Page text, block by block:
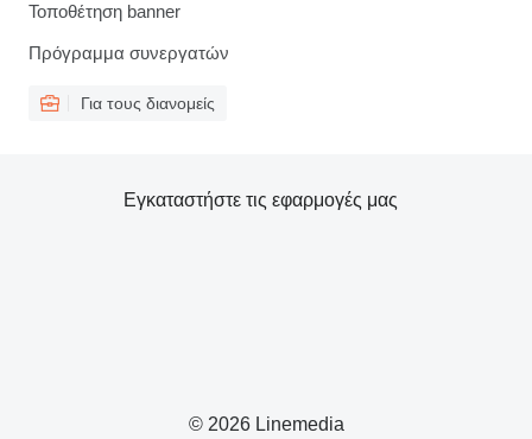
Τοποθέτηση banner
Πρόγραμμα συνεργατών
Για τους διανομείς
© 2026 Linemedia
Εγκαταστήστε τις εφαρμογές μας